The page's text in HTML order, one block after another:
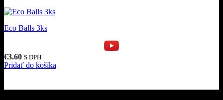
Eco Balls 3ks
€3.60 S DPH
Pridať do košíka